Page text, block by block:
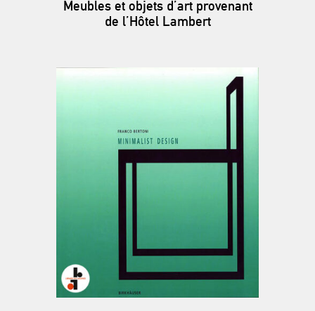
Meubles et objets d’art provenant
de l’Hôtel Lambert